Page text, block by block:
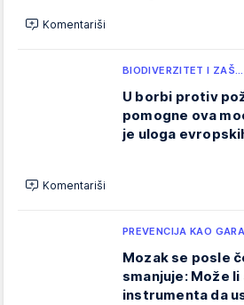
Komentariši
BIODIVERZITET I ZAŠ…
U borbi protiv
pomogne ova
je uloga
Komentariši
PREVENCIJA KAO
Mozak se posle
smanjuje: Može
instrumenta da